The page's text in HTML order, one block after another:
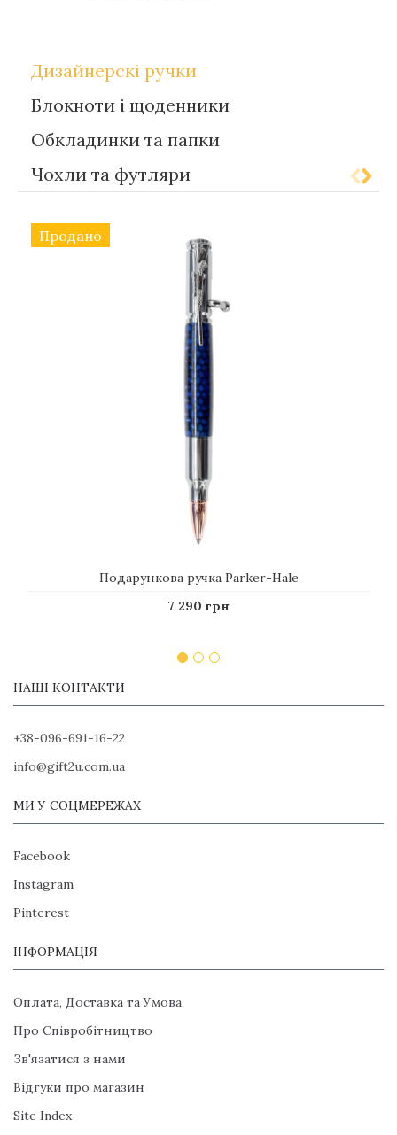
Дизайнерскі ручки
Блокноти і щоденники
Обкладинки та папки
Чохли та футляри
Продано
Подарункова ручка Parker-Hale
7 290 грн
НАШІ КОНТАКТИ
+38-096-691-16-22
info@gift2u.com.ua
МИ У СОЦМЕРЕЖАХ
Facebook
Instagram
Pinterest
ІНФОРМАЦІЯ
Оплата, Доставка та Умова
Про Співробітництво
Зв'язатися з нами
Відгуки про магазин
Site Index